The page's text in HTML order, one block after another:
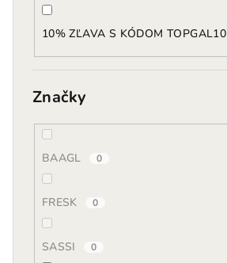
10% ZĽAVA S KÓDOM TOPGAL10
Značky
BAAGL 0
FRESK 0
SASSI 0